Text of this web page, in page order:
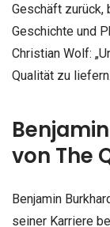
Geschäft zurück,
Geschichte und
Christian Wolf:
Qualität zu
von The
Benjamin
seiner Karriere